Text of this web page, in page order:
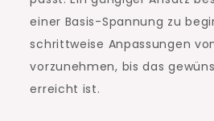
einer Basis-Spannung zu
schrittweise Anpassungen
vorzunehmen, bis das
erreicht ist.